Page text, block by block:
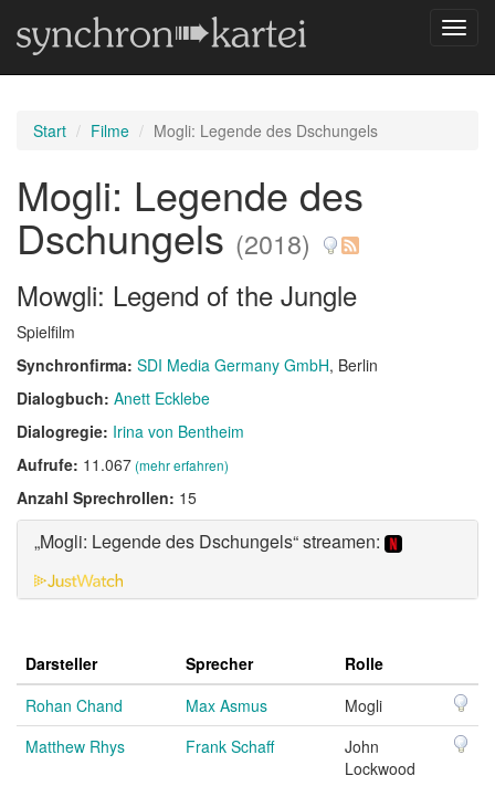
Start Filme Mogli: Legende des Dschungels
Mogli: Legende des
Dschungels (2018)
Mowgli: Legend of the Jungle
Spielfilm
Synchronfirma: SDI Media Germany GmbH, Berlin
Dialogbuch: Anett Ecklebe
Dialogregie: Irina von Bentheim
Aufrufe: 11.067(mehr erfahren)
Anzahl Sprechrollen: 15
„Mogli: Legende des Dschungels“ streamen:
Darsteller Sprecher
Rolle
Rohan Chand
Max Asmus
Mogli
Matthew Rhys
Frank Schaff
John
Lockwood